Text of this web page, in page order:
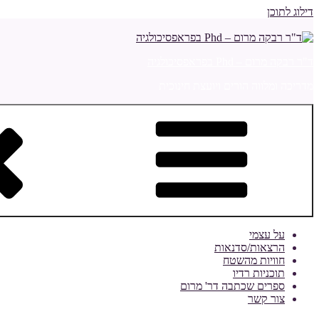
דילוג לתוכן
על עצמי
הרצאות/סדנאות
חוויות מהשטח
תוכניות רדיו
ספרים שכתבה דר' מרום
צור קשר